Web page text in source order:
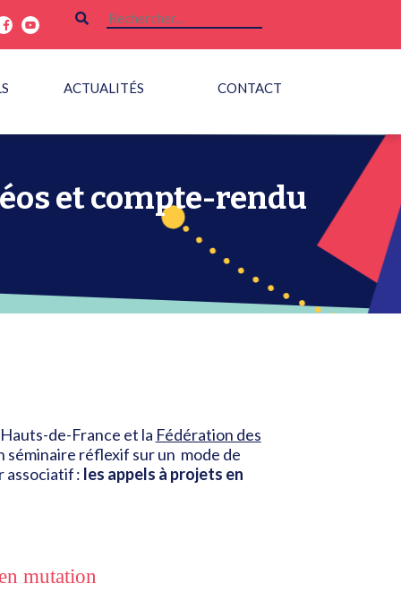
ACTUALITÉS CONTACT
et compte-rendu
de-France et la Fédération des
séminaire réflexif sur un mode de
associatif : les appels à projets en
mutation